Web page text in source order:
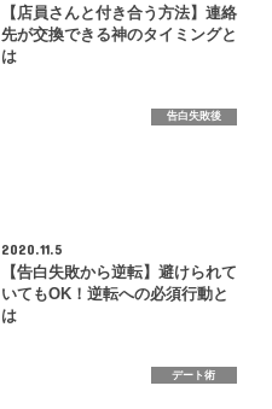
【店員さんと付き合う方法】連絡
先が交換できる神のタイミングと
は
告白失敗後
2020.11.5
【告白失敗から逆転】避けられて
いてもOK！逆転への必須行動と
は
デート術